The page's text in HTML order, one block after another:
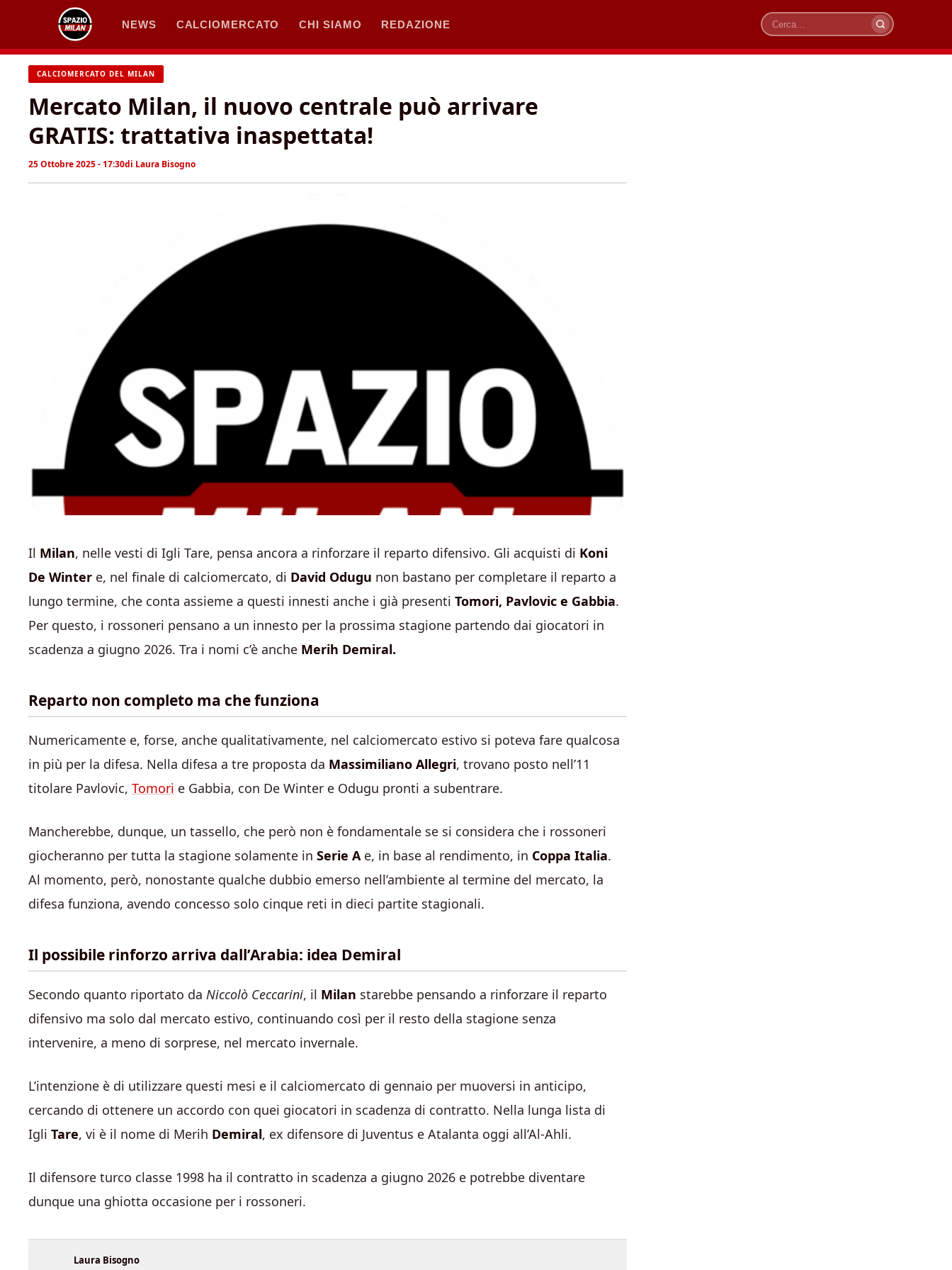
contenuto
NEWS CALCIOMERCATO CHI SIAMO REDAZIONE
Cerca
CALCIOMERCATO DEL MILAN
Mercato Milan, il nuovo centrale può arrivare
GRATIS: trattativa inaspettata!
25 Ottobre 2025 - 17:30di Laura Bisogno
Il Milan, nelle vesti di Igli Tare, pensa ancora a rinforzare il reparto difensivo. Gli acquisti di Koni
De Winter e, nel finale di calciomercato, di David Odugu non bastano per completare il reparto a
lungo termine, che conta assieme a questi innesti anche i già presenti Tomori, Pavlovic e Gabbia.
Per questo, i rossoneri pensano a un innesto per la prossima stagione partendo dai giocatori in
scadenza a giugno 2026. Tra i nomi c’è anche Merih Demiral.
Reparto non completo ma che funziona
Numericamente e, forse, anche qualitativamente, nel calciomercato estivo si poteva fare qualcosa
in più per la difesa. Nella difesa a tre proposta da Massimiliano Allegri, trovano posto nell’11
titolare Pavlovic, Tomori e Gabbia, con De Winter e Odugu pronti a subentrare.
Mancherebbe, dunque, un tassello, che però non è fondamentale se si considera che i rossoneri
giocheranno per tutta la stagione solamente in Serie Ae, in base al rendimento, in Coppa Italia.
Al momento, però, nonostante qualche dubbio emerso nell’ambiente al termine del mercato, la
difesa funziona, avendo concesso solo cinque reti in dieci partite stagionali.
Il possibile rinforzo arriva dall’Arabia: idea Demiral
Secondo quanto riportato da Niccolò Ceccarini, il Milan starebbe pensando a rinforzare il reparto
difensivo ma solo dal mercato estivo, continuando così per il resto della stagione senza
intervenire, a meno di sorprese, nel mercato invernale.
L’intenzione è di utilizzare questi mesi e il calciomercato di gennaio per muoversi in anticipo,
cercando di ottenere un accordo con quei giocatori in scadenza di contratto. Nella lunga lista di
Igli Tare, vi è il nome di Merih Demiral, ex difensore di Juventus e Atalanta oggi all’Al-Ahli.
Il difensore turco classe 1998 ha il contratto in scadenza a giugno 2026 e potrebbe diventare
dunque una ghiotta occasione per i rossoneri.
Laura Bisogno